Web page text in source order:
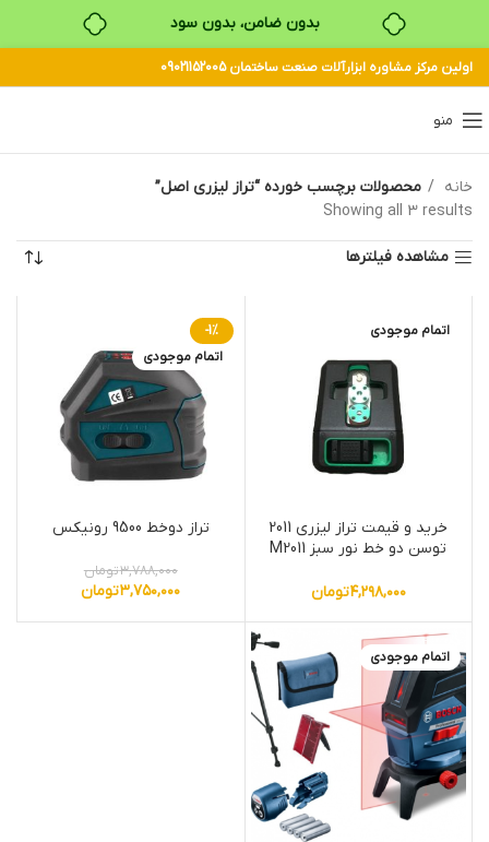
بدون ضامن، بدون سود
خرید قسطی با ترب‌پی
اولین مرکز مشاوره ابزارآلات صنعت ساختمان 09021152005
منو
خانه
محصولات برچسب خورده “تراز لیزری اصل”
Showing all 3 results
مشاهده فیلترها
اتمام موجودی
خرید و قیمت تراز لیزری 2011
توسن دو خط نور سبز M2011
۴,۲۹۸,۰۰۰تومان
-1%
اتمام موجودی
تراز دوخط 9500 رونیکس
۳,۷۸۸,۰۰۰تومان
۳,۷۵۰,۰۰۰تومان
اتمام موجودی